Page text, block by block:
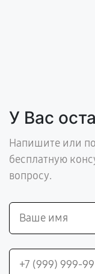
У Вас
Напишите или
бесплатную
вопросу.